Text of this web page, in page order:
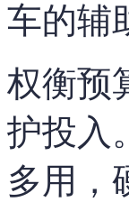
车的辅
权衡预
护投入
多用，